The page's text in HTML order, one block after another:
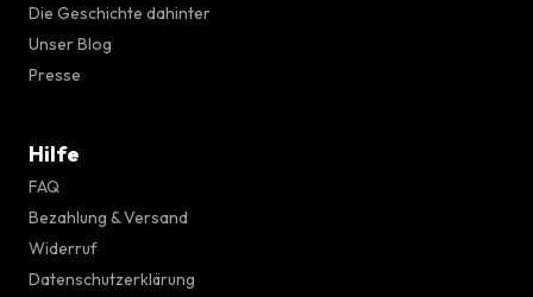
Die Geschichte dahinter
Unser Blog
Presse
Hilfe
FAQ
Bezahlung & Versand
Widerruf
Datenschutzerklärung